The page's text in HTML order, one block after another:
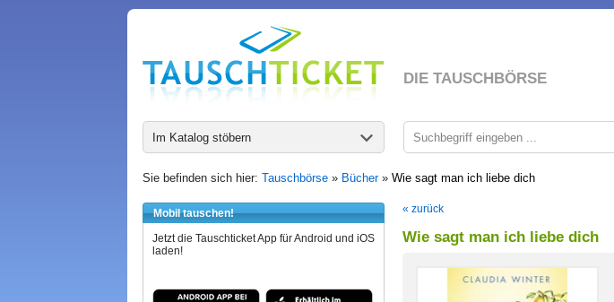
DIE TAUSCHBÖRSE
Im Katalog stöbern
Sie befinden sich hier: Tauschbörse » Bücher» Wie sagt man ich liebe dich
Mobil tauschen!
Jetzt die Tauschticket App für Android und iOS
laden!
« zurück
Wie sagt man ich liebe dich